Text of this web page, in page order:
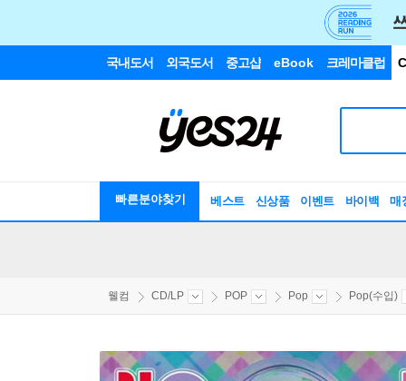
국내도서 외국도서 중고샵 eBook 크레마클럽
빠른분야찾기 베스트 신상품 이벤트 바이백 매
웰컴 CD/LP POP Pop Pop(수입)